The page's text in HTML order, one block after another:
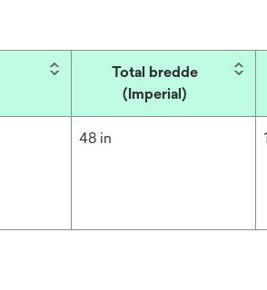
Total bredde
(Imperial)
48 in